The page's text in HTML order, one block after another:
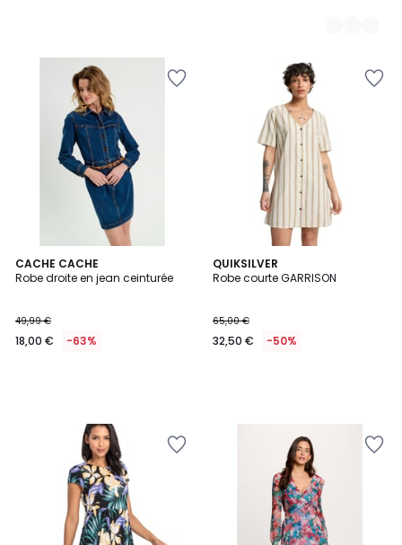
CACHE CACHE
Robe droite en jean ceinturée
49,99 €
18,00 € -63%
QUIKSILVER
Robe courte GARRISON
65,00 €
32,50 € -50%